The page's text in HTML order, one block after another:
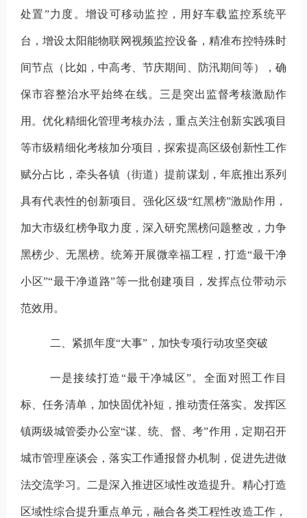
处置”力度。增设可移动监控，用好车载监控系统平
台，增设太阳能物联网视频监控设备，精准布控特殊时
间节点（比如，中高考、节庆期间、防汛期间等） ，确
保市容整治水平始终在线。 三是突出监督考核激励作
用。优化精细化管理考核办法，重点关注创新实践项目
等市级精细化考核加分项目，探索提高区级创新性工作
赋分占比，牵头各镇（街道）提前谋划，年底推出系列
具有代表性的创新项目 。 强化区级“红黑榜”激励作用，
加大市级红榜争取力度，深入研究黑榜问题整改，力争
黑榜少 、无黑榜。统筹开展微幸福工程，打造“最干净
小区”“最干净道路”等一批创建项目，发挥点位带动示
范效用。
二、紧抓年度“大事”，加快专项行动攻坚突破
一是接续打造“最干净城区”。 全面对照工作目
标 、任务清单，加快固优补短，推动责任落实。发挥区
镇两级城管委办公室“谋、统、督、考”作用，定期召开
城市管理座谈会，落实工作通报督办机制，促进先进做
法交流学习 。 二是深入推进区域性改造提升。 精心打造
区域性综合提升重点单元，融合各类工程性改造工作，